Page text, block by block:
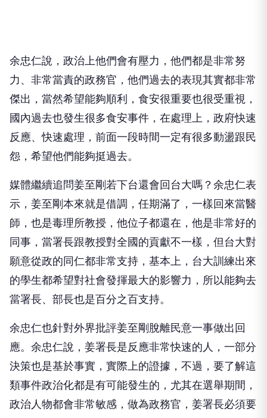
余忠仁說，政治上他們會有壓力，他們都是非常努
力、非常當責的政務官，他們過去的表現其實都非常
傑出，當然希望能夠順利，食安很重要也很受重視，
國內過去也發生很多食安事件，在處理上，政府快速
反應、快速處理，前面一段時間一定有很多動盪跟民
怨，希望他們能夠挺過去。
媒體繼續追問姜至剛若下台還會回台大嗎？余忠仁表
示，姜至剛本來就是借調，任期滿了，一樣回來當醫
師，也是毒理所教授，他位子都還在，他是非常好的
同事，當署長跟教授對全國的貢獻不一樣，但台大對
願意從政的同仁都非常支持，基本上，台大訓練出來
的學生都希望對社會發揮最大的影響力，所以能夠去
當署長、部長也是百分之百支持。
余忠仁也針對外界批評姜至剛脫離民意一事做出回
應。余忠仁說，姜署長是反應非常快速的人，一部分
決策也是基於事實，實際上的證據，不過，要了解這
類事件政治化都是有可能發生的，尤其在選舉期間，
政治人物都會非常敏感，做為政務官，姜署長必須要